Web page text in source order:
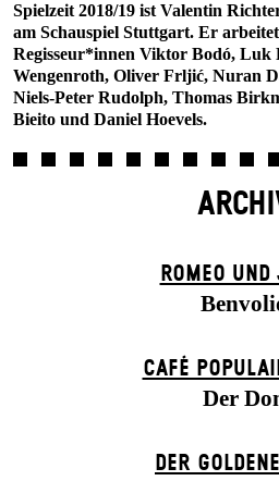
Spielzeit 2018/19 ist Valentin
am Schauspiel Stuttgart. Er
Regisseur*innen Viktor Bodó, Luk
Wengenroth, Oliver Frljić, Nuran
Niels-Peter Rudolph, Thomas
Bieito und Daniel Hoevels.
ROMEO
CAFÉ
Der
DER